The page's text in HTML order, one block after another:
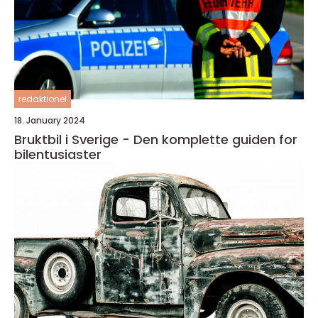
redaktionel
18. January 2024
Bruktbil i Sverige - Den komplette guiden for
bilentusiaster